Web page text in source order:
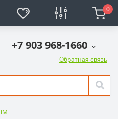
0
+7 903 968-1660
Обратная связь